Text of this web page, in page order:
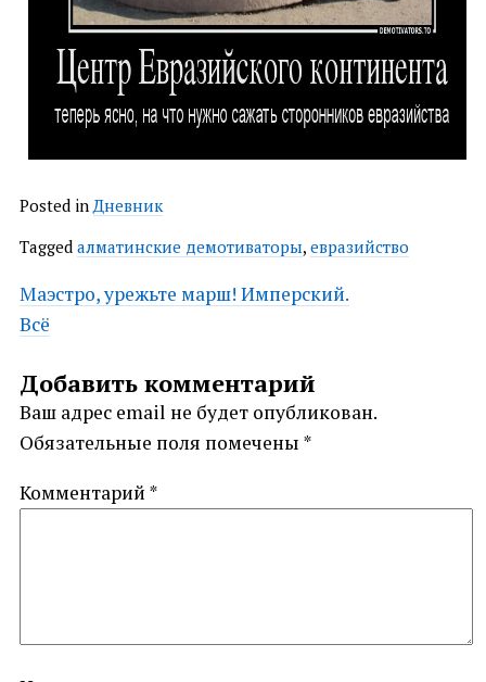
Posted inДневник
Tagged алматинские демотиваторы, евразийство
Post
navigation
Маэстро, урежьте марш! Имперский.
Всё
Добавить комментарий
Ваш адрес email не будет опубликован.
Обязательные поля помечены *
Комментарий *